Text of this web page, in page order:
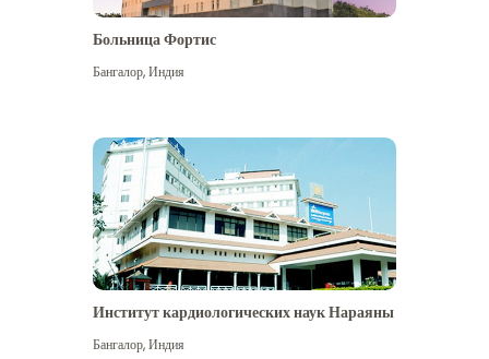
Больница Фортис
Бангалор,Индия
Институт кардиологических наук Нараяны
Бангалор,Индия